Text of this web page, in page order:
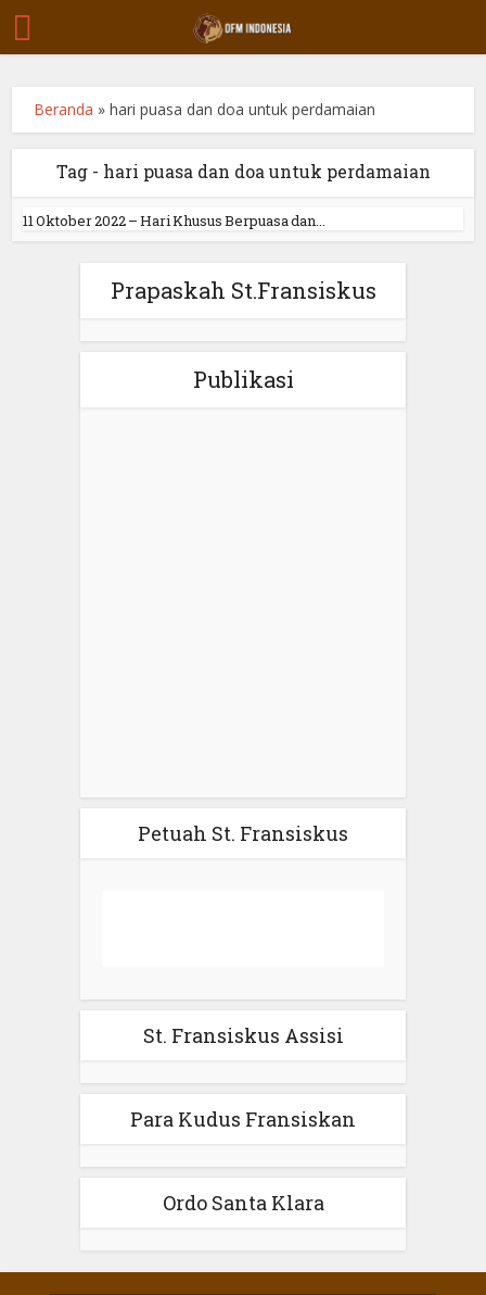
Beranda »hari puasa dan doa untuk perdamaian
Tag - hari puasa dan doa untuk perdamaian
11 Oktober 2022 – Hari Khusus Berpuasa dan...
Prapaskah St.Fransiskus
Publikasi
Petuah St. Fransiskus
St. Fransiskus Assisi
Para Kudus Fransiskan
Ordo Santa Klara